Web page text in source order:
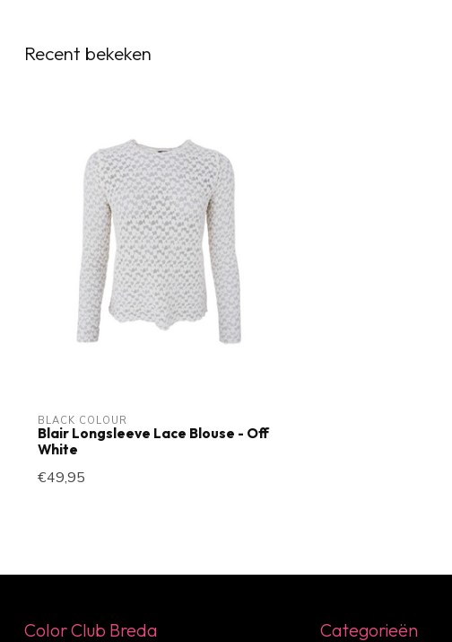
Recent bekeken
BLACK COLOUR
Blair Longsleeve Lace Blouse - Off
White
€49,95
Color Club Breda Categorieën